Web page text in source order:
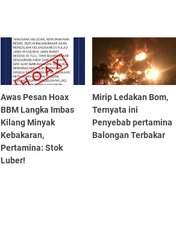
Awas Pesan Hoax
BBM Langka Imbas
Kilang Minyak
Kebakaran,
Pertamina: Stok
Luber!
Mirip Ledakan Bom,
Ternyata ini
Penyebab pertamina
Balongan Terbakar